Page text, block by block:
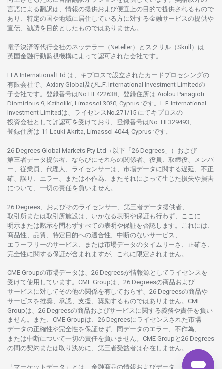
言語に よる翻訳は、 情報の提供および便宜上の目的で提供さ れるもので
あり、 特定の国や地域に 居住している方に対する金融サービスの提供や
宣伝、 勧誘を 目的としたものではありません。
電子決済等代行会社のネッテラー （Neteller）と スクリル （Skrill）は
英国金融行動監視機構に よって認可さ れた会社です。
LFA International Ltd は、 キプロスで設立さ れた カードプロセシングの
有限会社で、Axiory Global及びL.F. International Investment Limitedの
子会社です。 登録番号はNo.HE422638、 登録住所は Aiolou Panagioti
Diomidous 9, Katholiki, Limassol 3020, Cyprus です。L.F. International
Investment Limitedは、 ライセンスNo.271/15 にてキプロスの
投資会社として許認可を受けており、 登録番号はNo. HE329493、
登録住所は 11 Louki Akrita, Limassol 4044, Cyprus です。
26 Degrees Global Markets Pty Ltd（以下「26 Degrees」） および
第三者データ提供者、ならびにそれらの関係者、役員、取締役、メンバ
ー、従業員、代理人、ライセンサーは、 市場データに関する遅延、不正
確、誤り、エラー、
または不作為、 またそれに よって生じた損失や損害
について、 一切の責任を負いません。
26 Degrees、 およびそのライセンサー、 第三者データ提供者、
取引所または取引所施設は、いかなる表明や保証も行わず、
ここに
明示または黙示を問わずすべての表明や保証を否認し ます。
これには、
商品性、品質、 特定目的への適合性、 中断のないサービス、
エラーフリーのサービス、 または市場データのタイムリーさ、正確さ、
完全性に関する保証が含まれますが、これに限定さ れません。
CME Groupの市場データは、26 Degreesが情報源としてライセンスを
受けて使用しています。 CME Groupは、26 Degreesの商品および
サービスに対してその他の関係を有しておらず、26 Degreesの商品や
サービスを推奨、承認、支援、 奨励するものではありません。 CME
Groupは、26 Degreesの商品およびサービスに関する義務や責任を負い
ません。また、CME Groupは、26 Degreesに ライセンスさ れた市場
データの正確性や完全性を保証せず、 同データのエラー、不作為、
または中断について一切の責任を負いません。 CME Groupと26 Degrees
の間の契約または取り 決めに、 第三者受益者は存在し ません。
「マーケットデータ」とは、 金融商品の情報およびデータ、 金融商品の